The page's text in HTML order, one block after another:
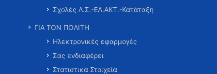
Σχολές Λ.Σ.-ΕΛ.ΑΚΤ.-Κατάταξη
ΓΙΑ ΤΟΝ ΠΟΛΙΤΗ
Ηλεκτρονικές εφαρμογές
Σας ενδιαφέρει
Στατιστικά Στοιχεία